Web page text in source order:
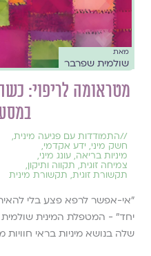
מאת
שולמית שפרבר
מטראומה לריפוי:
//התמודדות עם פגיעה מינית,
חשק מיני, ידע אקדמי,
מיניות בריאה, עונג מיני,
צמיחה זוגית, תקווה ותיקון,
תקשורת זוגית, תקשורת מינית
״אי-אפשר לרפא פצע בלי להאיר
יחד״ - המטפלת המינית
שלה בנושא מיניות בראי חוויות